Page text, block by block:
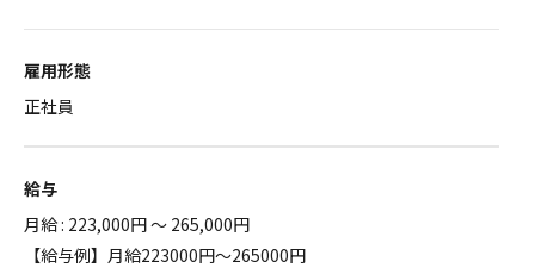
雇用形態
正社員
給与
月給 : 223,000円 ～ 265,000円
【給与例】月給223000円～265000円